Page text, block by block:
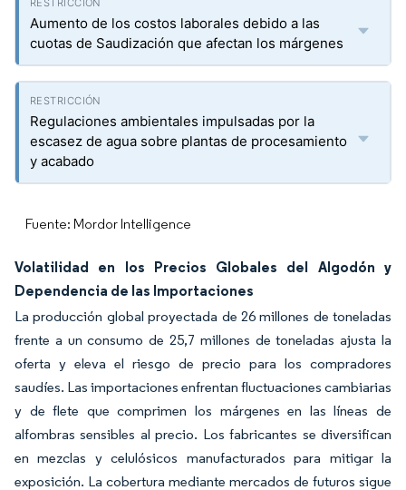
Aumento de los costos laborales debido a las
cuotas de Saudización que afectan los márgenes
Regulaciones ambientales impulsadas por la
escasez de agua sobre plantas de procesamiento
y acabado
Fuente: Mordor Intelligence
Volatilidad en los Precios Globales del Algodón y
Dependencia de las Importaciones
La producción global proyectada de 26 millones de toneladas
frente a un consumo de 25,7 millones de toneladas ajusta la
oferta y eleva el riesgo de precio para los compradores
saudíes. Las importaciones enfrentan fluctuaciones cambiarias
y de flete que comprimen los márgenes en las líneas de
alfombras sensibles al precio. Los fabricantes se diversifican
en mezclas y celulósicos manufacturados para mitigar la
exposición. La cobertura mediante mercados de futuros sigue